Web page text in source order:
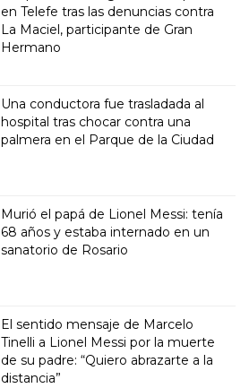
en Telefe tras las denuncias contra
La Maciel, participante de Gran
Hermano
Una conductora fue trasladada al
hospital tras chocar contra una
palmera en el Parque de la Ciudad
Murió el papá de Lionel Messi: tenía
68 años y estaba internado en un
sanatorio de Rosario
El sentido mensaje de Marcelo
Tinelli a Lionel Messi por la muerte
de su padre: “Quiero abrazarte a la
distancia”